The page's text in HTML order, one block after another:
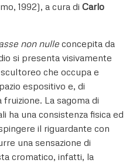
1992), a cura di Carlo
non nulle concepita da
si presenta visivamente
che occupa e
espositivo e, di
fruizione. La sagoma di
ha una consistenza fisica ed
il riguardante con
una sensazione di
cromatico, infatti, la